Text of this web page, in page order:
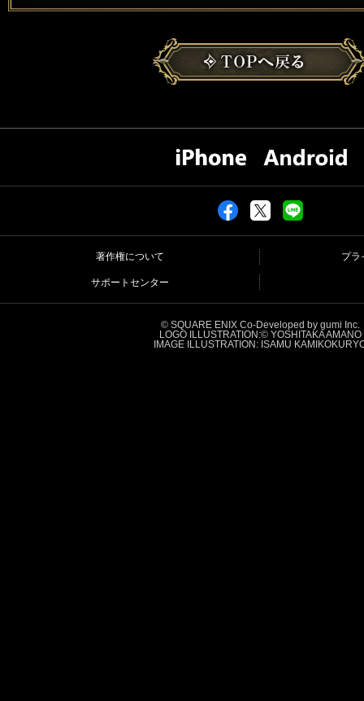
著作権について プラ
サポートセンター
© SQUARE ENIX Co-Developed by gumi Inc.
LOGO ILLUSTRATION:© YOSHITAKA AMANO
IMAGE ILLUSTRATION: ISAMU